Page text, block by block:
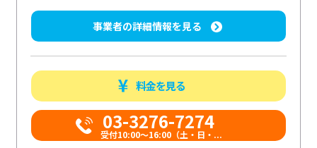
事業者の詳細情報を見る
料金を見る
03-3276-7274
受付10:00〜16:00（土・日・...